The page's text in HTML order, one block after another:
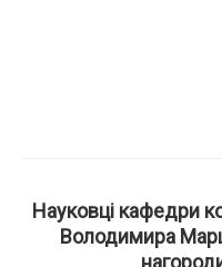
Науковці кафедри
Володимира